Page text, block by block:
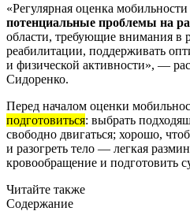
«Регулярная оценка мобильности
потенциальные проблемы на
области, требующие внимания в
реабилитации, поддерживать
и физической активности», —
Сидоренко.
Перед началом оценки
подготовиться: выбрать
свободно двигаться; хорошо,
и разогреть тело — легкая
кровообращение и подготовить
Читайте также
Содержание